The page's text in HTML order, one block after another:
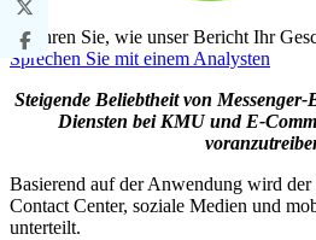
Erfahren Sie, wie unser Bericht Ihr
Sprechen Sie mit einem Analysten
Steigende Beliebtheit von
Diensten bei KMU und E-
Basierend auf der Anwendung wird
Contact Center, soziale Medien und
unterteilt.